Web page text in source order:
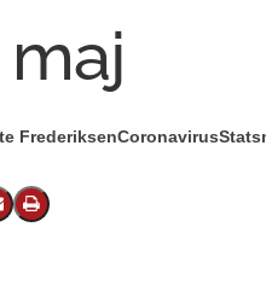
maj
FrederiksenCoronavirus
email
Print